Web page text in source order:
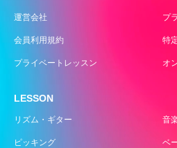
運営会社 プ
会員利用規約 特
プライベートレッスン オ
LESSON
リズム・ギター 音
ピッキング ベ